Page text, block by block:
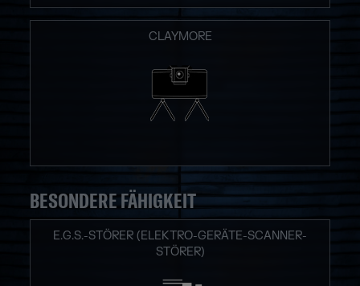
CLAYMORE
BESONDERE FÄHIGKEIT
E.G.S.-STÖRER (ELEKTRO-GERÄTE-SCANNER-
STÖRER)